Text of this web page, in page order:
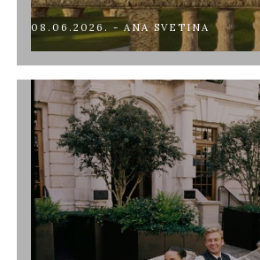
08.06.2026. - ANA SVETINA